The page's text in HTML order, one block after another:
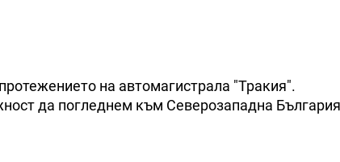
на автомагистрала "Тракия".
да погледнем към Северозападна